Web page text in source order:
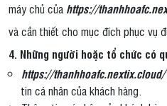
máy chủ của https://
và cần thiết cho mục đích phục vụ
4. Những người hoặc tổ chức có
https://thanhhoafc.nextix.cloud/
tin cá nhân của khách hàng.